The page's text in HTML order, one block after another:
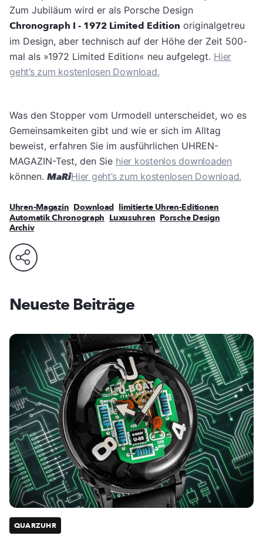
Zum Jubiläum wird er als Porsche Design
Chronograph I - 1972 Limited Edition originalgetreu
im Design, aber technisch auf der Höhe der Zeit 500-
mal als »1972 Limited Edition« neu aufgelegt. Hier
geht’s zum kostenlosen Download.
Was den Stopper vom Urmodell unterscheidet, wo es
Gemeinsamkeiten gibt und wie er sich im Alltag
beweist, erfahren Sie im ausführlichen UHREN-
MAGAZIN-Test, den Sie hier kostenlos downloaden
können. MaRiHier geht’s zum kostenlosen Download.
Uhren-Magazin Download limitierte Uhren-Editionen
Automatik Chronograph Luxusuhren Porsche Design
Archiv
Neueste Beiträge
QUARZUHR